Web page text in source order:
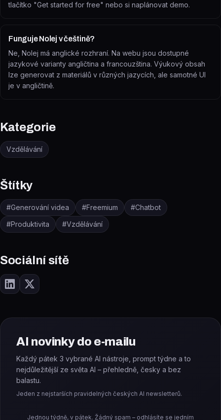
tlačítko "Get started for free" nebo si naplánovat demo.
Funguje Nolej v češtině?
Ne, Nolej má anglické rozhraní. Na webu jsou dostupné
jazykové varianty angličtina a francouzština. Výukový obsah
lze generovat z materiálů v různých jazycích, ale samotné UI
je v angličtině.
Kategorie
Vzdělávání
Štítky
#Generování videa #Freemium #Chatbot
#Produktivita #Vzdělávání
Sociální sítě
AI novinky do e-mailu
Každý pátek 3 vybrané AI nástroje, prompt týdne a to
nejdůležitější ze světa AI – přehledně, česky a bez
balastu.
Jeden z nejstarších pravidelných českých AI newsletterů.
Jednou týdně, v pátek. Žádný spam – odhlásíte se jedním